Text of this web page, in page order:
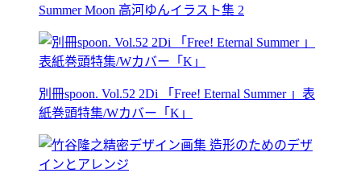
Summer Moon 高河ゆんイラスト集 2
別冊spoon. Vol.52 2Di 「Free! Eternal Summer 」表
紙巻頭特集/Wカバー「K」